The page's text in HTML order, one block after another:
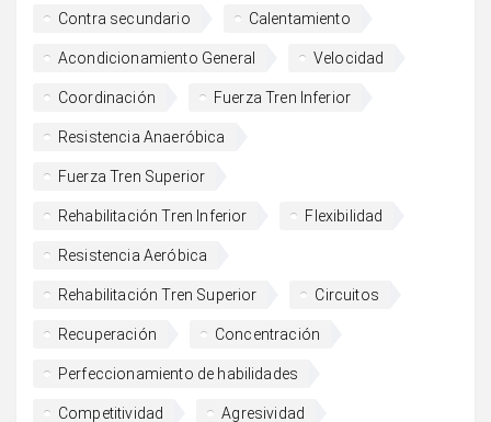
Contra secundario Calentamiento
Acondicionamiento General Velocidad
Coordinación Fuerza Tren Inferior
Resistencia Anaeróbica
Fuerza Tren Superior
Rehabilitación Tren Inferior Flexibilidad
Resistencia Aeróbica
Rehabilitación Tren Superior Circuitos
Recuperación Concentración
Perfeccionamiento de habilidades
Competitividad Agresividad